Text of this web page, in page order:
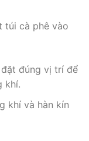
túi cà phê vào
đúng vị trí để
khí.
khí và hàn kín